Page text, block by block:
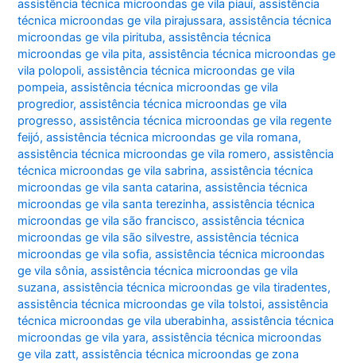
assistência técnica microondas ge vila piauí,assistência
técnica microondas ge vila pirajussara,assistência técnica
microondas ge vila pirituba,assistência técnica
microondas ge vila pita,assistência técnica microondas ge
vila polopoli,assistência técnica microondas ge vila
pompeia,assistência técnica microondas ge vila
progredior,assistência técnica microondas ge vila
progresso,assistência técnica microondas ge vila regente
feijó,assistência técnica microondas ge vila romana,
assistência técnica microondas ge vila romero,assistência
técnica microondas ge vila sabrina,assistência técnica
microondas ge vila santa catarina,assistência técnica
microondas ge vila santa terezinha,assistência técnica
microondas ge vila são francisco,assistência técnica
microondas ge vila são silvestre,assistência técnica
microondas ge vila sofia,assistência técnica microondas
ge vila sônia,assistência técnica microondas ge vila
suzana,assistência técnica microondas ge vila tiradentes,
assistência técnica microondas ge vila tolstoi,assistência
técnica microondas ge vila uberabinha,assistência técnica
microondas ge vila yara,assistência técnica microondas
ge vila zatt,assistência técnica microondas ge zona